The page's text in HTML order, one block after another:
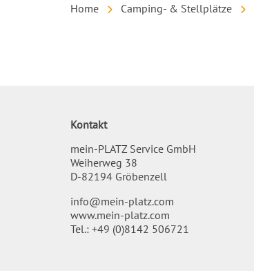
Home Camping- & Stellplätze
Kontakt
mein-PLATZ Service GmbH
Weiherweg 38
D-82194 Gröbenzell
info@mein-platz.com
www.mein-platz.com
Tel.: +49 (0)8142 506721